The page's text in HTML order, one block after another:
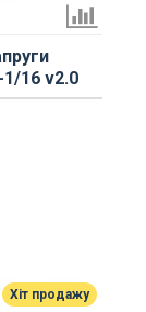
16 v2.0
Хіт продажу